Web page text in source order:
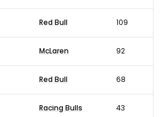
Red Bull 109
McLaren 92
Red Bull 68
Racing Bulls 43